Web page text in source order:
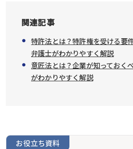
関連記事
特許法とは？特許権を受ける要
弁護士がわかりやすく解説
意匠法とは？企業が知っておく
がわかりやすく解説
お役立ち資料